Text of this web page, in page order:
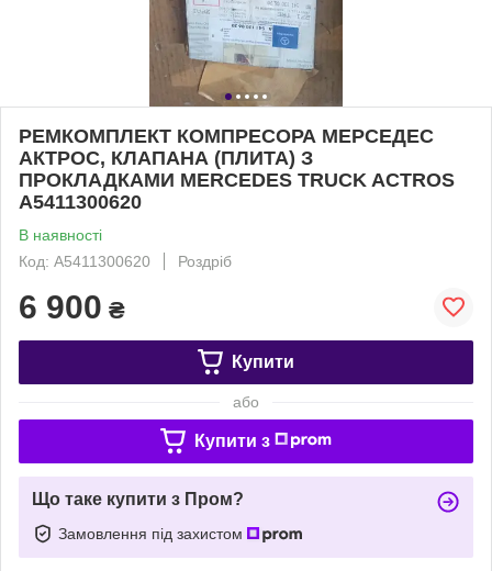
РЕМКОМПЛЕКТ КОМПРЕСОРА МЕРСЕДЕС
АКТРОС, КЛАПАНА (ПЛИТА) З
ПРОКЛАДКАМИ MERCEDES TRUCK ACTROS
A5411300620
В наявності
Код: A5411300620
Роздріб
6 900 ₴
Купити
або
Купити з
Що таке купити з Пром?
Замовлення під захистом